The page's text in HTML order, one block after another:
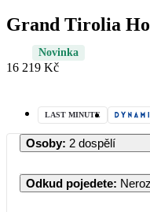
Grand Tirolia
Novinka
16 219 Kč
LAST MINUTE
Osoby: 2 dospělí
Odkud pojedete: